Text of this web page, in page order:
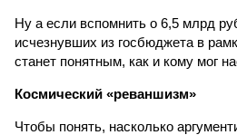
Ну а если вспомнить о 6,5 млрд
исчезнувших из госбюджета в
станет понятным, как и кому мог
Космический «реваншизм»
Чтобы понять, насколько